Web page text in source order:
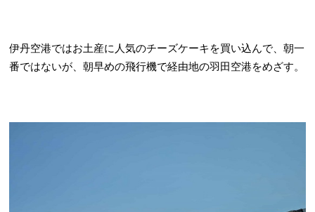
伊丹空港ではお土産に人気のチーズケーキを買い込んで、朝一
番ではないが、朝早めの飛行機で経由地の羽田空港をめざす。